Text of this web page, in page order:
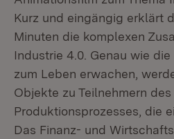
Kurz und eingängig erklärt
Minuten die komplexen
Industrie 4.0. Genau wie
zum Leben erwachen,
Objekte zu Teilnehmern des
Produktionsprozesses, die
Das Finanz- und